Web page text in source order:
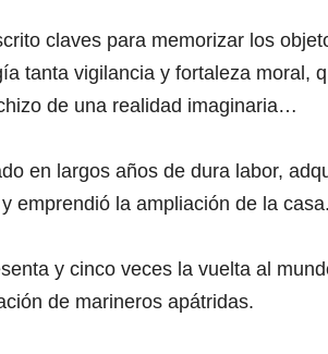
claves para memorizar los
tanta vigilancia y fortaleza moral,
de una realidad imaginaria…
en largos años de dura labor,
emprendió la ampliación de la
y cinco veces la vuelta al
de marineros apátridas.